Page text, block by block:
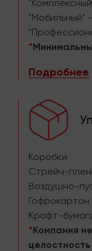
"Мобильный"
*
Подробнее
Коробки
Стрейч-
Воздушно-
Гофрокартон
Крафт-
*Компания